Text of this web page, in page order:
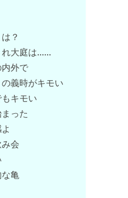
？
れ大庭は……
外で
義時がキモい
キモい
った
会
亀